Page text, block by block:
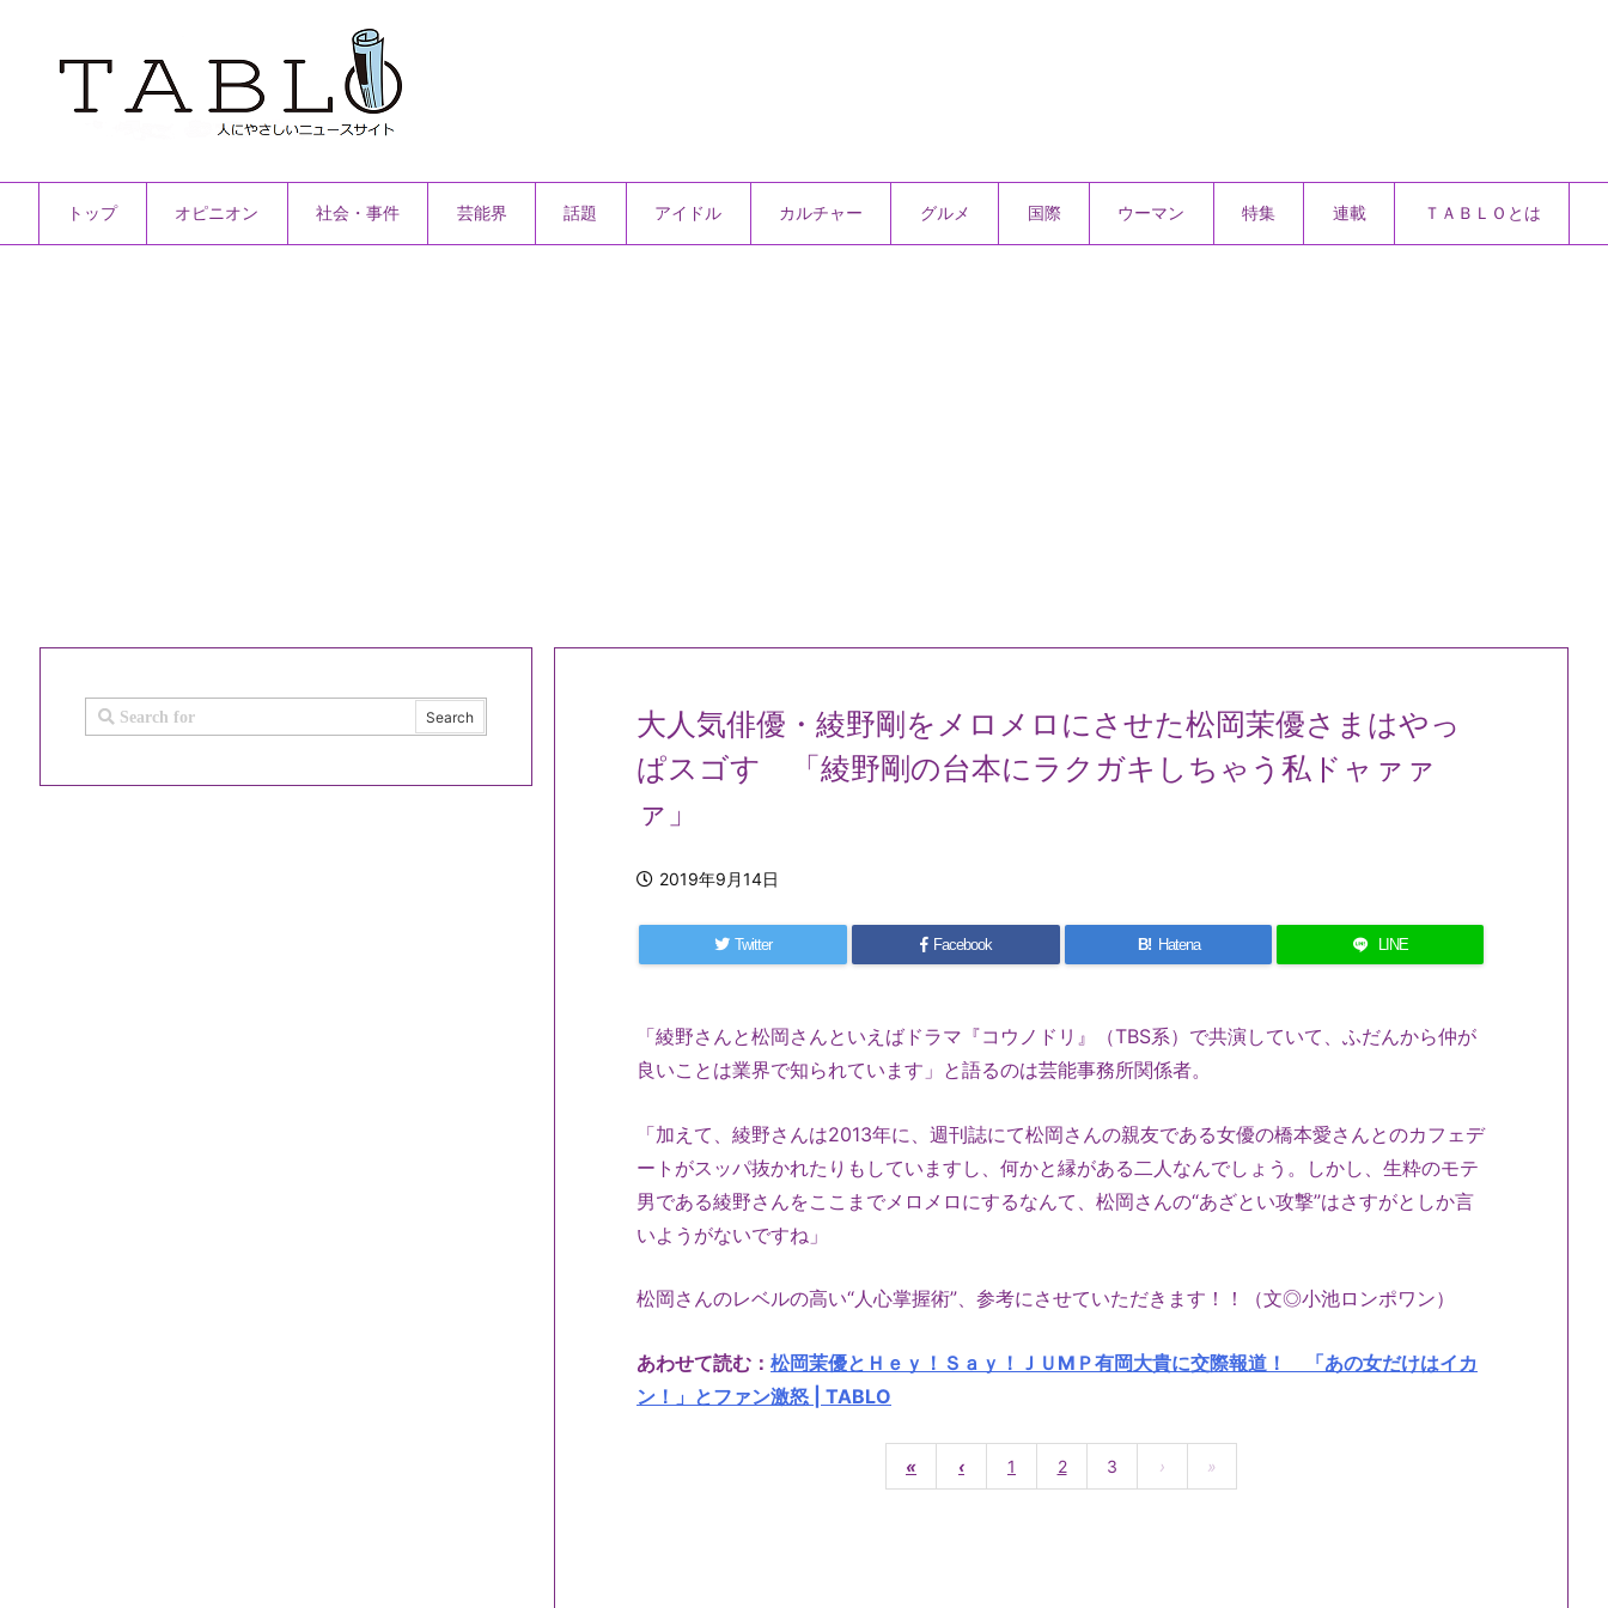
トップ オピニオン 社会・事件 芸能界 話題 アイドル カルチャー グルメ 国際 ウーマン 特集 連載 ＴＡＢＬＯとは
大人気俳優・綾野剛をメロメロにさせた松岡茉優さまはやっ
ぱスゴす 「綾野剛の台本にラクガキしちゃう私ドャァァ
ァ」
2019年9月14日
Twitter Facebook B! Hatena LINE
「綾野さんと松岡さんといえばドラマ『コウノドリ』（TBS系）で共演していて、ふだんから仲が
良いことは業界で知られています」と語るのは芸能事務所関係者。
「加えて、綾野さんは2013年に、週刊誌にて松岡さんの親友である女優の橋本愛さんとのカフェデ
ートがスッパ抜かれたりもしていますし、何かと縁がある二人なんでしょう。しかし、生粋のモテ
男である綾野さんをここまでメロメロにするなんて、松岡さんの“あざとい攻撃”はさすがとしか言
いようがないですね」
松岡さんのレベルの高い“人心掌握術”、参考にさせていただきます！！（文◎小池ロンポワン）
あわせて読む： 松岡茉優とＨｅｙ！Ｓａｙ！ＪＵMＰ有岡大貴に交際報道！ 「あの女だけはイカ
ン！」とファン激怒 | TABLO
« ‹ 1 2 3 › »